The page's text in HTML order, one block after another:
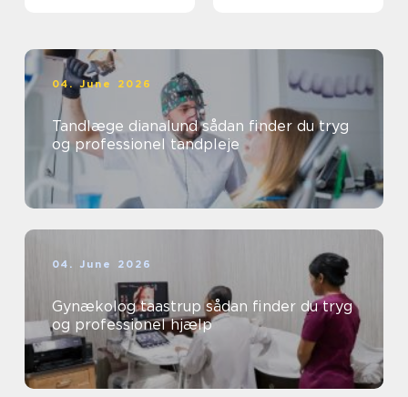
04. June 2026
Tandlæge dianalund sådan finder du tryg
og professionel tandpleje
04. June 2026
Gynækolog taastrup sådan finder du tryg
og professionel hjælp